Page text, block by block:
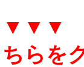
▼▼▼
ちら